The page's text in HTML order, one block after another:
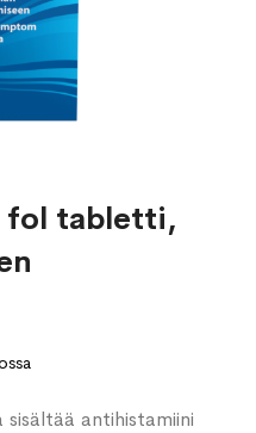
fol tabletti,
sisältää antihistamiini